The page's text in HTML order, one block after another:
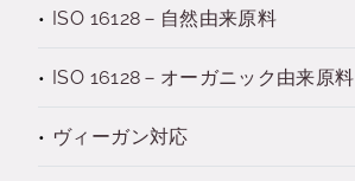
ISO 16128－自然由来原料
ISO 16128－オーガニック由来原料
ヴィーガン対応